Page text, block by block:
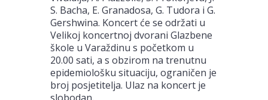
S. Bacha, E. Granadosa, G. Tudora i G.
Gershwina. Koncert će se održati u
Velikoj koncertnoj dvorani Glazbene
škole u Varaždinu s početkom u
20.00 sati, a s obzirom na trenutnu
epidemiološku situaciju, ograničen je
broj posjetitelja. Ulaz na koncert je